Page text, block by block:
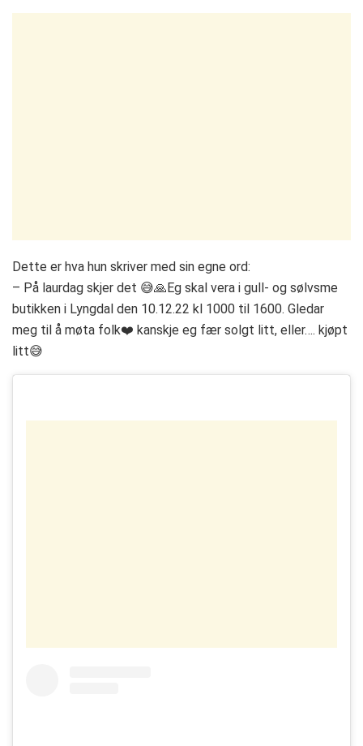
Dette er hva hun skriver med sin egne ord:
– På laurdag skjer det 😅🙏Eg skal vera i gull- og sølvsme
butikken i Lyngdal den 10.12.22 kl 1000 til 1600. Gledar
meg til å møta folk❤️ kanskje eg fær solgt litt, eller…. kjøpt
litt😅